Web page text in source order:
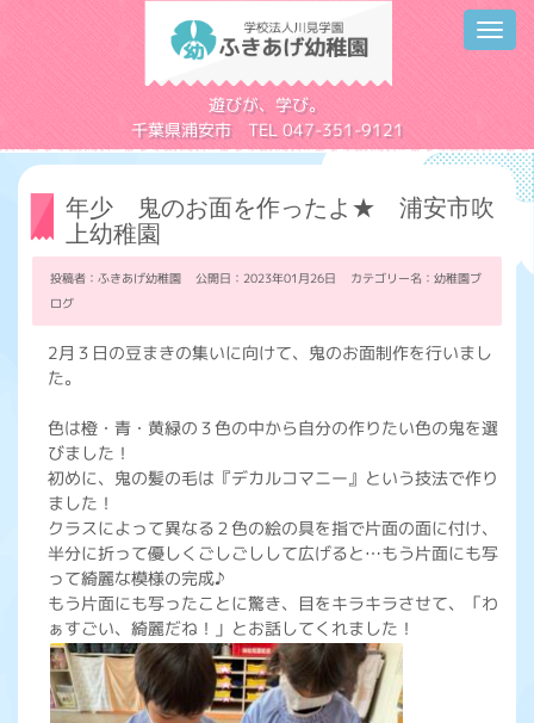
遊びが、学び。
千葉県浦安市 TEL 047-351-9121
年少 鬼のお面を作ったよ★ 浦安市吹
上幼稚園
投稿者：ふきあげ幼稚園 公開日：2023年01月26日 カテゴリー名： 幼稚園ブ
ログ
2月３日の豆まきの集いに向けて、鬼のお面制作を行いまし
た。
色は橙・青・黄緑の３色の中から自分の作りたい色の鬼を選
びました！
初めに、鬼の髪の毛は『デカルコマニー』という技法で作り
ました！
クラスによって異なる２色の絵の具を指で片面の面に付け、
半分に折って優しくごしごしして広げると…もう片面にも写
って綺麗な模様の完成♪
もう片面にも写ったことに驚き、目をキラキラさせて、「わ
ぁすごい、綺麗だね！」とお話してくれました！